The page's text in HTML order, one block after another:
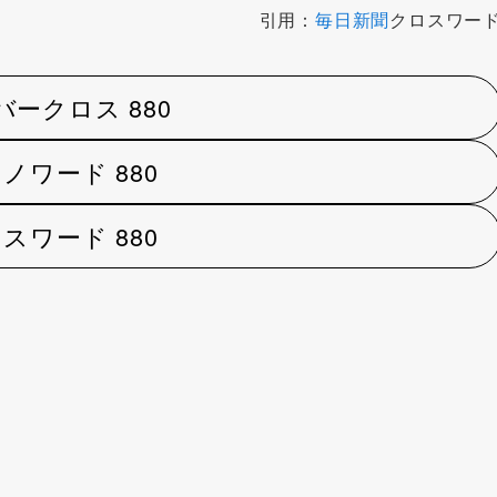
引用： 毎日新聞クロスワー
ークロス 880
ノワード 880
ワード 880